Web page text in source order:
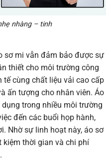
nhàng – tinh
sơ mi vẫn đảm bảo được sự
thiết cho môi trường công
tế cùng chất liệu vải cao cấp
ấn tượng cho nhân viên. Áo
trong nhiều môi trường
đến các buổi họp hành,
Nhờ sự linh hoạt này, áo sơ
kiệm thời gian và chi phí